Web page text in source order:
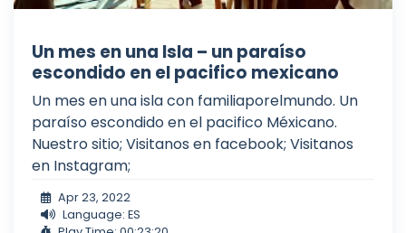
Un mes en una Isla – un paraíso
escondido en el pacifico mexicano
Un mes en una isla con familiaporelmundo. Un
paraíso escondido en el pacifico Méxicano.
Nuestro sitio; Visitanos en facebook; Visitanos
en Instagram;
Apr 23, 2022
Language: ES